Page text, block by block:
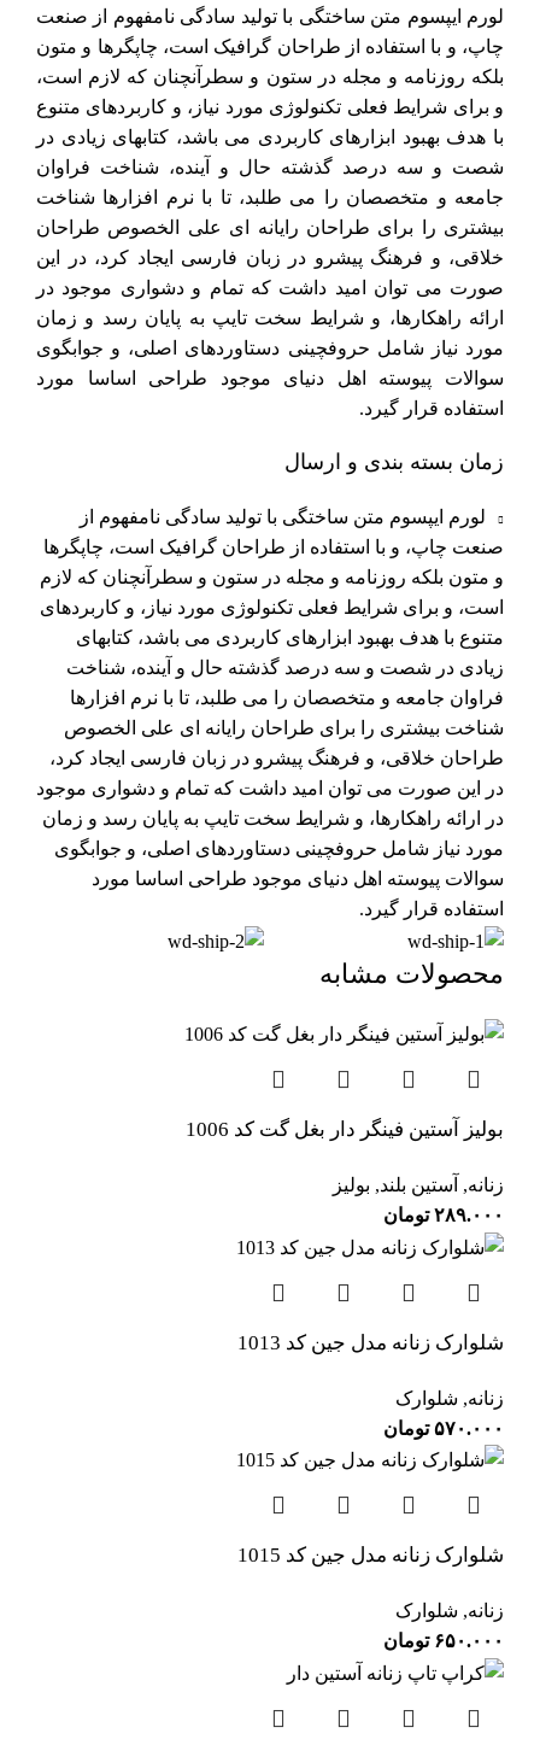
لورم ایپسوم متن ساختگی با تولید سادگی نامفهوم از صنعت
چاپ، و با استفاده از طراحان گرافیک است، چاپگرها و متون
بلکه روزنامه و مجله در ستون و سطرآنچنان که لازم است،
و برای شرایط فعلی تکنولوژی مورد نیاز، و کاربردهای متنوع
با هدف بهبود ابزارهای کاربردی می باشد، کتابهای زیادی در
شصت و سه درصد گذشته حال و آینده، شناخت فراوان
جامعه و متخصصان را می طلبد، تا با نرم افزارها شناخت
بیشتری را برای طراحان رایانه ای علی الخصوص طراحان
خلاقی، و فرهنگ پیشرو در زبان فارسی ایجاد کرد، در این
صورت می توان امید داشت که تمام و دشواری موجود در
ارائه راهکارها، و شرایط سخت تایپ به پایان رسد و زمان
مورد نیاز شامل حروفچینی دستاوردهای اصلی، و جوابگوی
سوالات پیوسته اهل دنیای موجود طراحی اساسا مورد
استفاده قرار گیرد.
زمان بسته بندی و ارسال
لورم ایپسوم متن ساختگی با تولید سادگی نامفهوم از
صنعت چاپ، و با استفاده از طراحان گرافیک است، چاپگرها
و متون بلکه روزنامه و مجله در ستون و سطرآنچنان که لازم
است، و برای شرایط فعلی تکنولوژی مورد نیاز، و کاربردهای
متنوع با هدف بهبود ابزارهای کاربردی می باشد، کتابهای
زیادی در شصت و سه درصد گذشته حال و آینده، شناخت
فراوان جامعه و متخصصان را می طلبد، تا با نرم افزارها
شناخت بیشتری را برای طراحان رایانه ای علی الخصوص
طراحان خلاقی، و فرهنگ پیشرو در زبان فارسی ایجاد کرد،
در این صورت می توان امید داشت که تمام و دشواری موجود
در ارائه راهکارها، و شرایط سخت تایپ به پایان رسد و زمان
مورد نیاز شامل حروفچینی دستاوردهای اصلی، و جوابگوی
سوالات پیوسته اهل دنیای موجود طراحی اساسا مورد
استفاده قرار گیرد.
محصولات مشابه
بولیز آستین فینگر دار بغل گت کد 1006
زنانه, آستین بلند, بولیز
۲۸۹.۰۰۰ تومان
شلوارک زنانه مدل جین کد 1013
زنانه, شلوارک
۵۷۰.۰۰۰ تومان
شلوارک زنانه مدل جین کد 1015
زنانه, شلوارک
۶۵۰.۰۰۰ تومان